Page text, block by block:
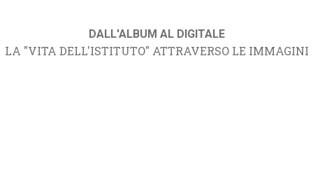
DALL'ALBUM AL DIGITALE
LA "VITA DELL'ISTITUTO" ATTRAVERSO LE IMMAGINI